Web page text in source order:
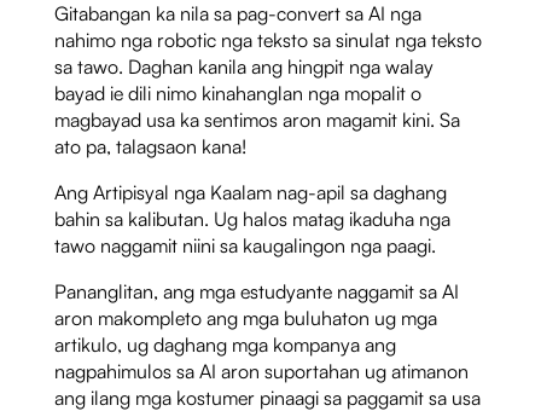
Gitabangan ka nila sa pag-convert sa AI nga
nahimo nga robotic nga teksto sa sinulat nga teksto
sa tawo. Daghan kanila ang hingpit nga walay
bayad ie dili nimo kinahanglan nga mopalit o
magbayad usa ka sentimos aron magamit kini. Sa
ato pa, talagsaon kana!
Ang Artipisyal nga Kaalam nag-apil sa daghang
bahin sa kalibutan. Ug halos matag ikaduha nga
tawo naggamit niini sa kaugalingon nga paagi.
Pananglitan, ang mga estudyante naggamit sa AI
aron makompleto ang mga buluhaton ug mga
artikulo, ug daghang mga kompanya ang
nagpahimulos sa AI aron suportahan ug atimanon
ang ilang mga kostumer pinaagi sa paggamit sa usa